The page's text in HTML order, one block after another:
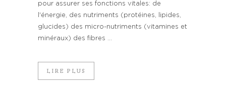
pour assurer ses fonctions vitales: de
l'énergie, des nutriments (protéines, lipides,
glucides) des micro-nutriments (vitamines et
minéraux) des fibres ...
LIRE PLUS